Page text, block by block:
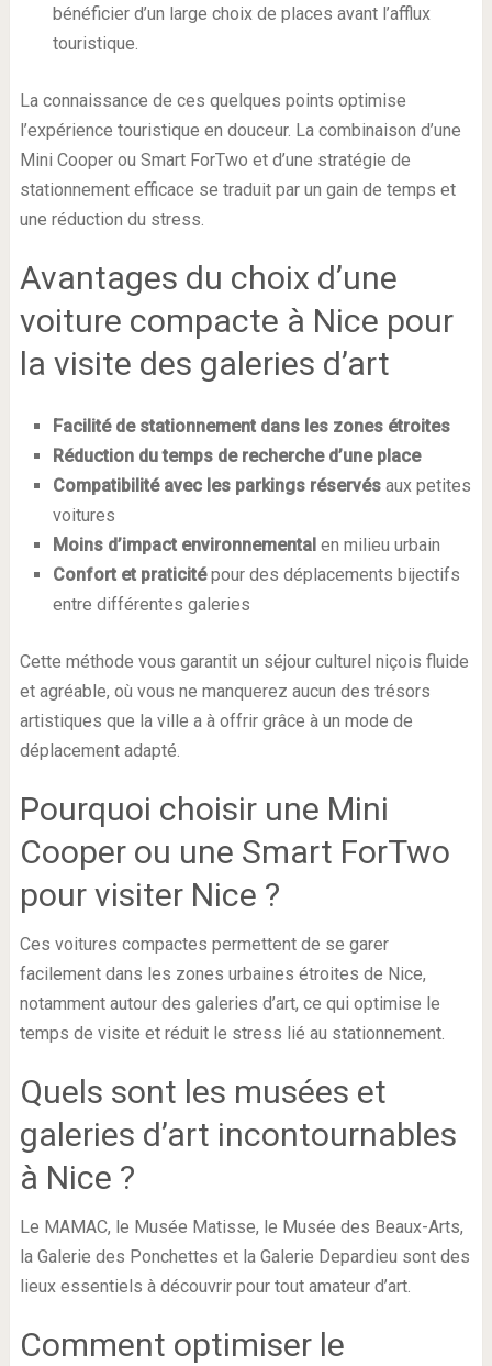
bénéficier d’un large choix de places avant l’afflux
touristique.
La connaissance de ces quelques points optimise
l’expérience touristique en douceur. La combinaison d’une
Mini Cooper ou Smart ForTwo et d’une stratégie de
stationnement efficace se traduit par un gain de temps et
une réduction du stress.
Avantages du choix d’une
voiture compacte à Nice pour
la visite des galeries d’art
Facilité de stationnement dans les zones étroites
Réduction du temps de recherche d’une place
Compatibilité avec les parkings réservésaux petites
voitures
Moins d’impact environnementalen milieu urbain
Confort et praticitépour des déplacements bijectifs
entre différentes galeries
Cette méthode vous garantit un séjour culturel niçois fluide
et agréable, où vous ne manquerez aucun des trésors
artistiques que la ville a à offrir grâce à un mode de
déplacement adapté.
Pourquoi choisir une Mini
Cooper ou une Smart ForTwo
pour visiter Nice ?
Ces voitures compactes permettent de se garer
facilement dans les zones urbaines étroites de Nice,
notamment autour des galeries d’art, ce qui optimise le
temps de visite et réduit le stress lié au stationnement.
Quels sont les musées et
galeries d’art incontournables
à Nice ?
Le MAMAC, le Musée Matisse, le Musée des Beaux-Arts,
la Galerie des Ponchettes et la Galerie Depardieu sont des
lieux essentiels à découvrir pour tout amateur d’art.
Comment optimiser le